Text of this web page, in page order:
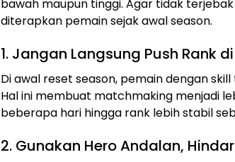
bawah maupun tinggi. Agar tidak
diterapkan pemain sejak awal season.
1. Jangan Langsung Push Rank
Di awal reset season, pemain dengan
Hal ini membuat matchmaking menjadi
beberapa hari hingga rank lebih stabil
2. Gunakan Hero Andalan,